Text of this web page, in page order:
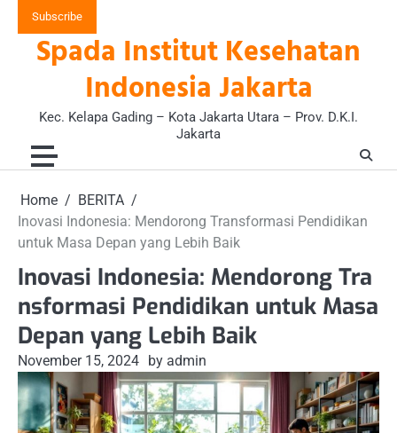
content
Subscribe
Spada Institut Kesehatan
Indonesia Jakarta
Kec. Kelapa Gading – Kota Jakarta Utara – Prov. D.K.I.
Jakarta
Home
BERITA
Inovasi Indonesia: Mendorong Transformasi Pendidikan
untuk Masa Depan yang Lebih Baik
Inovasi Indonesia: Mendorong Tra
nsformasi Pendidikan untuk Masa
Depan yang Lebih Baik
November 15, 2024 by admin